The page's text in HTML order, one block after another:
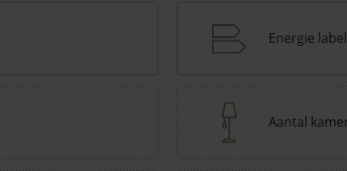
Energie label
Aantal